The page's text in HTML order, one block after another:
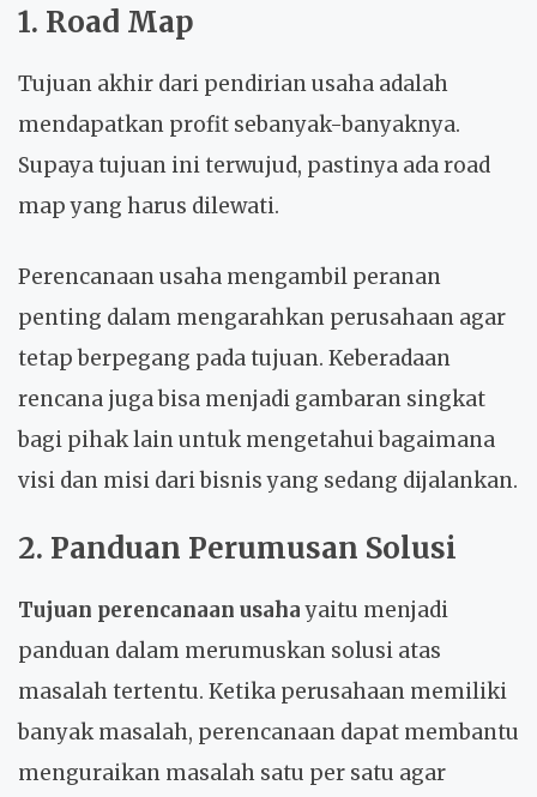
1. Road Map
Tujuan akhir dari pendirian usaha adalah
mendapatkan profit sebanyak-banyaknya.
Supaya tujuan ini terwujud, pastinya ada road
map yang harus dilewati.
Perencanaan usaha mengambil peranan
penting dalam mengarahkan perusahaan agar
tetap berpegang pada tujuan. Keberadaan
rencana juga bisa menjadi gambaran singkat
bagi pihak lain untuk mengetahui bagaimana
visi dan misi dari bisnis yang sedang dijalankan.
2. Panduan Perumusan Solusi
Tujuan perencanaan usaha yaitu menjadi
panduan dalam merumuskan solusi atas
masalah tertentu. Ketika perusahaan memiliki
banyak masalah, perencanaan dapat membantu
menguraikan masalah satu per satu agar